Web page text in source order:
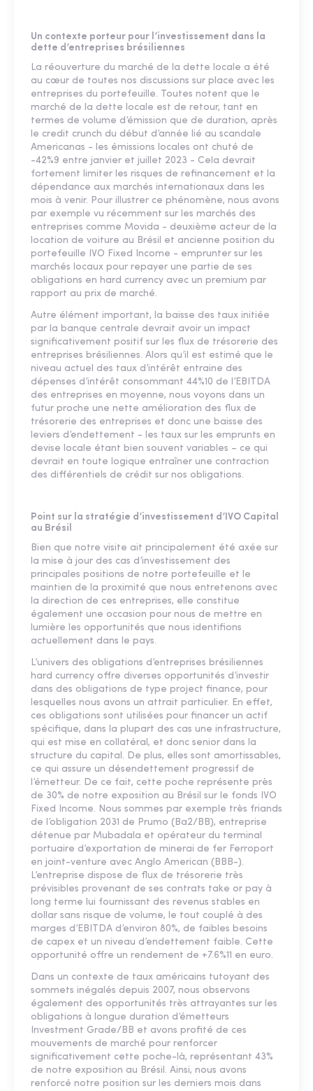
Un contexte porteur pour l’investissement dans la
dette d’entreprises brésiliennes
La réouverture du marché de la dette locale a été
au cœur de toutes nos discussions sur place avec les
entreprises du portefeuille. Toutes notent que le
marché de la dette locale est de retour, tant en
termes de volume d’émission que de duration, après
le credit crunch du début d’année lié au scandale
Americanas - les émissions locales ont chuté de
-42%9 entre janvier et juillet 2023 - Cela devrait
fortement limiter les risques de refinancement et la
dépendance aux marchés internationaux dans les
mois à venir. Pour illustrer ce phénomène, nous avons
par exemple vu récemment sur les marchés des
entreprises comme Movida - deuxième acteur de la
location de voiture au Brésil et ancienne position du
portefeuille IVO Fixed Income - emprunter sur les
marchés locaux pour repayer une partie de ses
obligations en hard currency avec un premium par
rapport au prix de marché.
Autre élément important, la baisse des taux initiée
par la banque centrale devrait avoir un impact
significativement positif sur les flux de trésorerie des
entreprises brésiliennes. Alors qu’il est estimé que le
niveau actuel des taux d’intérêt entraine des
dépenses d’intérêt consommant 44%10 de l’EBITDA
des entreprises en moyenne, nous voyons dans un
futur proche une nette amélioration des flux de
trésorerie des entreprises et donc une baisse des
leviers d’endettement - les taux sur les emprunts en
devise locale étant bien souvent variables – ce qui
devrait en toute logique entraîner une contraction
des différentiels de crédit sur nos obligations.
Point sur la stratégie d’investissement d’IVO Capital
au Brésil
Bien que notre visite ait principalement été axée sur
la mise à jour des cas d’investissement des
principales positions de notre portefeuille et le
maintien de la proximité que nous entretenons avec
la direction de ces entreprises, elle constitue
également une occasion pour nous de mettre en
lumière les opportunités que nous identifions
actuellement dans le pays.
L’univers des obligations d’entreprises brésiliennes
hard currency offre diverses opportunités d’investir
dans des obligations de type project finance, pour
lesquelles nous avons un attrait particulier. En effet,
ces obligations sont utilisées pour financer un actif
spécifique, dans la plupart des cas une infrastructure,
qui est mise en collatéral, et donc senior dans la
structure du capital. De plus, elles sont amortissables,
ce qui assure un désendettement progressif de
l’émetteur. De ce fait, cette poche représente près
de 30% de notre exposition au Brésil sur le fonds IVO
Fixed Income. Nous sommes par exemple très friands
de l’obligation 2031 de Prumo (Ba2/BB), entreprise
détenue par Mubadala et opérateur du terminal
portuaire d’exportation de minerai de fer Ferroport
en joint-venture avec Anglo American (BBB-).
L’entreprise dispose de flux de trésorerie très
prévisibles provenant de ses contrats take or pay à
long terme lui fournissant des revenus stables en
dollar sans risque de volume, le tout couplé à des
marges d’EBITDA d’environ 80%, de faibles besoins
de capex et un niveau d’endettement faible. Cette
opportunité offre un rendement de +7.6%11 en euro.
Dans un contexte de taux américains tutoyant des
sommets inégalés depuis 2007, nous observons
également des opportunités très attrayantes sur les
obligations à longue duration d’émetteurs
Investment Grade/BB et avons profité de ces
mouvements de marché pour renforcer
significativement cette poche-là, représentant 43%
de notre exposition au Brésil. Ainsi, nous avons
renforcé notre position sur les derniers mois dans